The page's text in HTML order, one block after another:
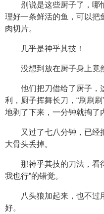
别说是这些厨子了，哪
理好一条鲜活的鱼，可以把
肉切片。
几乎是神乎其技！
没想到放在厨子身上竟
他们把刀借给了厨子，
利，厨子挥舞长刀，“刷刷
地剥了下来，一分钟就掏了
又过了七八分钟，已经
大骨头丢掉。
那神乎其技的刀法，看
我也行”的错觉。
八头狼加起来，也不过
好。